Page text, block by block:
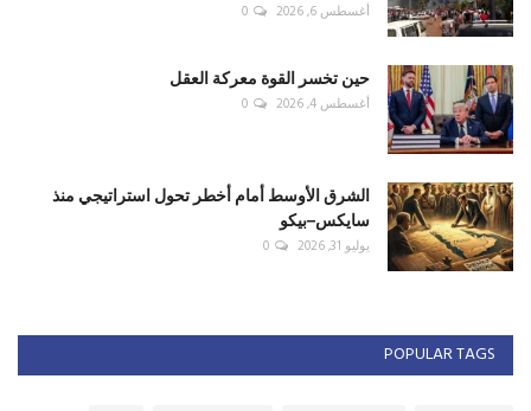
أغسطس 6, 2026 0
حين تخسر القوة معركة العقل
أغسطس 4, 2026 0
الشرق الأوسط أمام أخطر تحول استراتيجي منذ
سايكس–بيكو
يوليو 31, 2026 0
POPULAR TAGS